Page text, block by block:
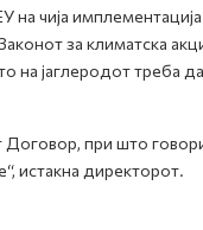
чија
за климатска
јаглеродот треба да
при што
ние го правиме“,